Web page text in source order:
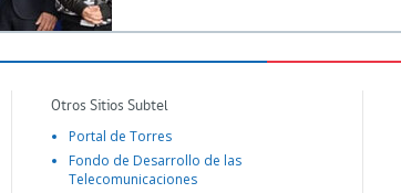
Otros Sitios Subtel
Portal de Torres
Fondo de Desarrollo de las
Telecomunicaciones